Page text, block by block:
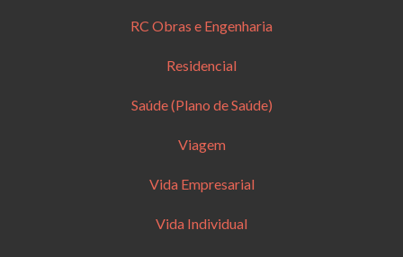
RC Obras e Engenharia
Residencial
Saúde (Plano de Saúde)
Viagem
Vida Empresarial
Vida Individual